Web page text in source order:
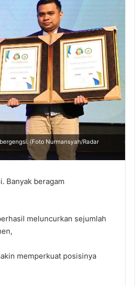
(Foto Nurmansyah/Radar
Banyak beragam
meluncurkan sejumlah
memperkuat posisinya